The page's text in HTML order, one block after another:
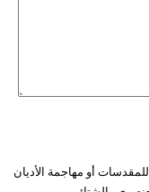
أو مهاجمة الأديان